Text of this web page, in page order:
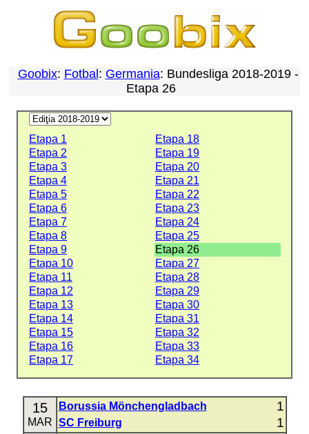
Goobix: Fotbal : Germania: Bundesliga 2018-2019 -
Etapa 26
Etapa 1
Etapa 18
Etapa 2
Etapa 19
Etapa 3
Etapa 20
Etapa 4
Etapa 21
Etapa 5
Etapa 22
Etapa 6
Etapa 23
Etapa 7
Etapa 24
Etapa 8
Etapa 25
Etapa 9
Etapa 26
Etapa 10
Etapa 27
Etapa 11
Etapa 28
Etapa 12
Etapa 29
Etapa 13
Etapa 30
Etapa 14
Etapa 31
Etapa 15
Etapa 32
Etapa 16
Etapa 33
Etapa 17
Etapa 34
15
MAR
Borussia Mönchengladbach 1
SC Freiburg 1